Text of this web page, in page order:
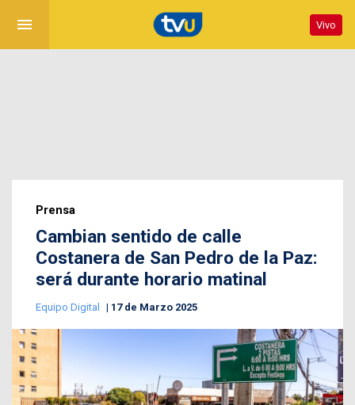
menu Vivo
Prensa
Cambian sentido de calle
Costanera de San Pedro de la Paz:
será durante horario matinal
Equipo Digital 17 de Marzo 2025